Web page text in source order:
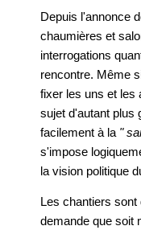
Depuis l'annonce
chaumières et
interrogations
rencontre. Même
fixer les uns et les
sujet d'autant plus
facilement à la "
s'impose
la vision politique
Les chantiers
demande que soit